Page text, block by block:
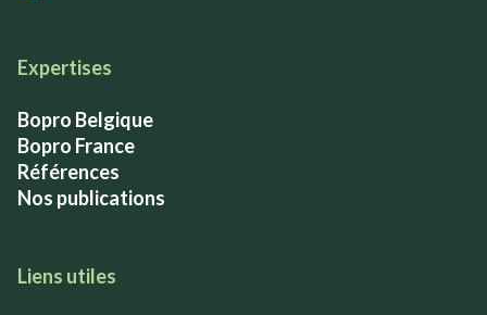
Expertises
Bopro Belgique
Bopro France
Références
Nos publications
Liens utiles